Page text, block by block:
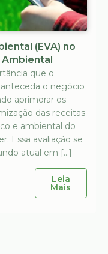
(EVA) no
que o
o negócio
aprimorar os
das receitas
e ambiental do
Essa avaliação se
atual em […]
Leia
Mais